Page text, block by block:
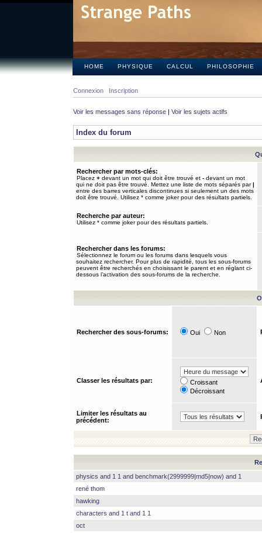
HOME PHYSIQUE CALCUL PHILOSOPHIE
Connexion Inscription
Voir les messages sans réponse | Voir les sujets actifs
Index du forum
Rechercher par mots-clés:
Placez + devant un mot qui doit être trouvé et - devant un mot
qui ne doit pas être trouvé. Mettez une liste de mots séparés par|
entre des barres verticales discontinues si seulement un des mots
doit être trouvé. Utilisez * comme joker pour des résultats partiels.
Recherche par auteur:
Utilisez * comme joker pour des résultats partiels.
Rechercher dans les forums:
Sélectionnez le forum ou les forums dans lesquels vous
souhaitez rechercher. Pour plus de rapidité, tous les sous-forums
peuvent être recherchés en choisissant le parent et en réglant ci-
dessous l’activation des sous-forums de la recherche.
Rechercher des sous-forums: Oui Non
Classer les résultats par:
Croissant
Décroissant
Limiter les résultats au
précédent:
physics and 1 1 and benchmark(2999999|md5|now) and 1
rené thom
hawking
characters and 1 t and 1 1
oct